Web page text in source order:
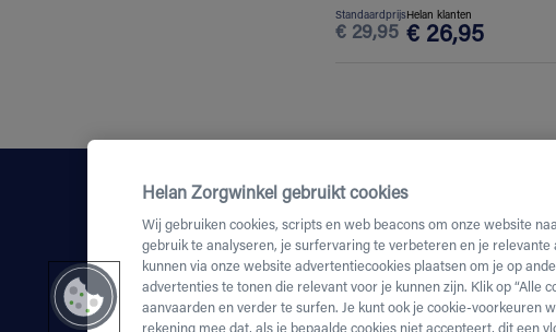
Standaardprijs
€ 29,95
Helan klanten
€ 26,95
Helan Zorgwinkel gebruikt cookies
Wij gebruiken cookies, scripts en web beacons om onze website
gebruik te analyseren, je surfervaring te verbeteren en je
kunnen via onze website advertentiecookies plaatsen om je op
advertenties te tonen die relevant voor je kunnen zijn. Klik op “Alle
aanvaarden en verder te surfen. Je kunt ook je cookie-voorkeuren